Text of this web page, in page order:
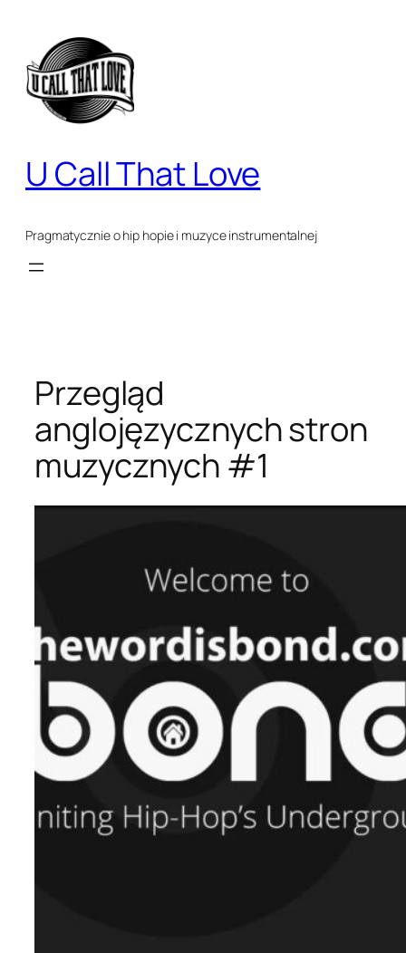
treści
U Call That Love
Pragmatycznie o hip hopie i muzyce instrumentalnej
Przegląd
anglojęzycznych stron
muzycznych #1